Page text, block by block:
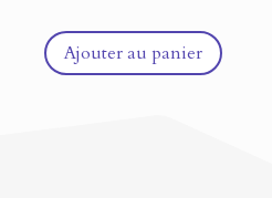
Ajouter au panier